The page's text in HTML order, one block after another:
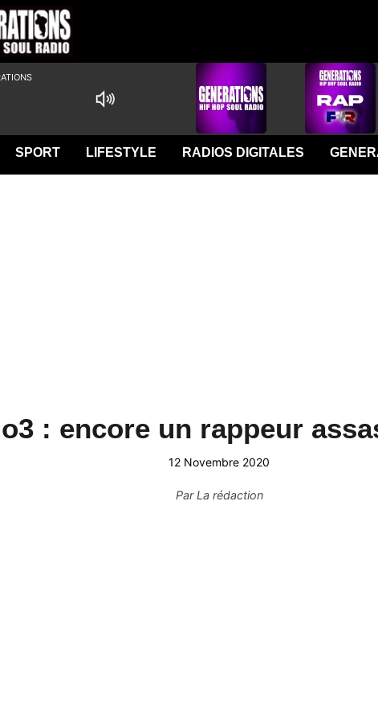
SPORT LIFESTYLE RADIOS DIGITALES
: encore un rappeur
12 Novembre 2020
ParLa rédaction